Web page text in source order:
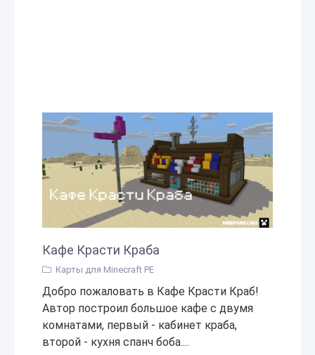
Кафе Красти Краба
Карты для Minecraft PE
Добро пожаловать в Кафе Красти Краб!
Автор построил большое кафе с двумя
комнатами, первый - кабинет краба,
второй - кухня спанч боба....